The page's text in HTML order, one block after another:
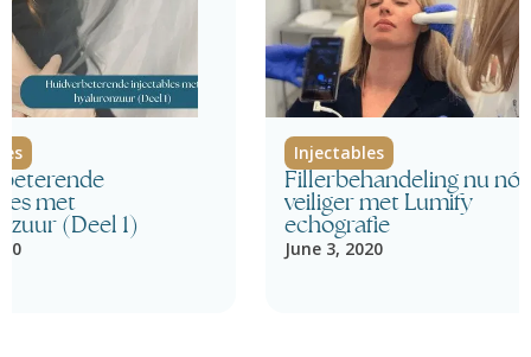
met
(Deel 1)
Injectables
Fillerbehandeling nu nóg
veiliger met Lumify
echografie
June 3, 2020